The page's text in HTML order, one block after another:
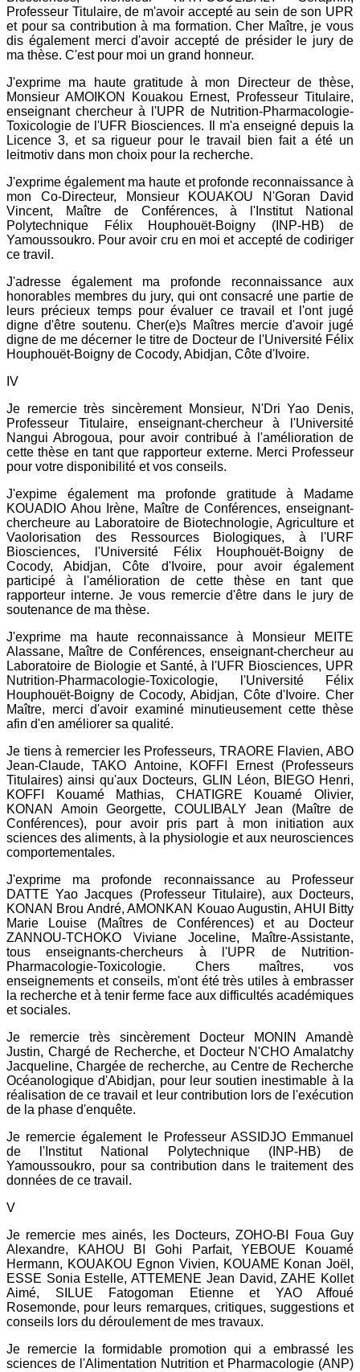
Professeur Titulaire, de m'avoir accepté au sein de son UPR
et pour sa contribution à ma formation. Cher Maître, je vous
dis également merci d'avoir accepté de présider le jury de
ma thèse. C'est pour moi un grand honneur.
J'exprime ma haute gratitude à mon Directeur de thèse,
Monsieur AMOIKON Kouakou Ernest, Professeur Titulaire,
enseignant chercheur à l'UPR de Nutrition-Pharmacologie-
Toxicologie de l'UFR Biosciences. Il m'a enseigné depuis la
Licence 3, et sa rigueur pour le travail bien fait a été un
leitmotiv dans mon choix pour la recherche.
J'exprime également ma haute et profonde reconnaissance à
mon Co-Directeur, Monsieur KOUAKOU N'Goran David
Vincent, Maître de Conférences, à l'Institut National
Polytechnique Félix Houphouët-Boigny (INP-HB) de
Yamoussoukro. Pour avoir cru en moi et accepté de codiriger
ce travil.
J'adresse également ma profonde reconnaissance aux
honorables membres du jury, qui ont consacré une partie de
leurs précieux temps pour évaluer ce travail et l'ont jugé
digne d'être soutenu. Cher(e)s Maîtres mercie d'avoir jugé
digne de me décerner le titre de Docteur de l'Université Félix
Houphouët-Boigny de Cocody, Abidjan, Côte d'Ivoire.
IV
Je remercie très sincèrement Monsieur, N'Dri Yao Denis,
Professeur Titulaire, enseignant-chercheur à l'Université
Nangui Abrogoua, pour avoir contribué à l'amélioration de
cette thèse en tant que rapporteur externe. Merci Professeur
pour votre disponibilité et vos conseils.
J'expime également ma profonde gratitude à Madame
KOUADIO Ahou Irène, Maître de Conférences, enseignant-
chercheure au Laboratoire de Biotechnologie, Agriculture et
Vaolorisation des Ressources Biologiques, à l'URF
Biosciences, l'Université Félix Houphouët-Boigny de
Cocody, Abidjan, Côte d'Ivoire, pour avoir également
participé à l'amélioration de cette thèse en tant que
rapporteur interne. Je vous remercie d'être dans le jury de
soutenance de ma thèse.
J'exprime ma haute reconnaissance à Monsieur MEITE
Alassane, Maître de Conférences, enseignant-chercheur au
Laboratoire de Biologie et Santé, à l'UFR Biosciences, UPR
Nutrition-Pharmacologie-Toxicologie, l'Université Félix
Houphouët-Boigny de Cocody, Abidjan, Côte d'Ivoire. Cher
Maître, merci d'avoir examiné minutieusement cette thèse
afin d'en améliorer sa qualité.
Je tiens à remercier les Professeurs, TRAORE Flavien, ABO
Jean-Claude, TAKO Antoine, KOFFI Ernest (Professeurs
Titulaires) ainsi qu'aux Docteurs, GLIN Léon, BIEGO Henri,
KOFFI Kouamé Mathias, CHATIGRE Kouamé Olivier,
KONAN Amoin Georgette, COULIBALY Jean (Maître de
Conférences), pour avoir pris part à mon initiation aux
sciences des aliments, à la physiologie et aux neurosciences
comportementales.
J'exprime ma profonde reconnaissance au Professeur
DATTE Yao Jacques (Professeur Titulaire), aux Docteurs,
KONAN Brou André, AMONKAN Kouao Augustin, AHUI Bitty
Marie Louise (Maîtres de Conférences) et au Docteur
ZANNOU-TCHOKO Viviane Joceline, Maître-Assistante,
tous enseignants-chercheurs à l'UPR de Nutrition-
Pharmacologie-Toxicologie. Chers maîtres, vos
enseignements et conseils, m'ont été très utiles à embrasser
la recherche et à tenir ferme face aux difficultés académiques
et sociales.
Je remercie très sincèrement Docteur MONIN Amandè
Justin, Chargé de Recherche, et Docteur N'CHO Amalatchy
Jacqueline, Chargée de recherche, au Centre de Recherche
Océanologique d'Abidjan, pour leur soutien inestimable à la
réalisation de ce travail et leur contribution lors de l'exécution
de la phase d'enquête.
Je remercie également le Professeur ASSIDJO Emmanuel
de l'Institut National Polytechnique (INP-HB) de
Yamoussoukro, pour sa contribution dans le traitement des
données de ce travail.
V
Je remercie mes ainés, les Docteurs, ZOHO-BI Foua Guy
Alexandre, KAHOU BI Gohi Parfait, YEBOUE Kouamé
Hermann, KOUAKOU Egnon Vivien, KOUAME Konan Joël,
ESSE Sonia Estelle, ATTEMENE Jean David, ZAHE Kollet
Aimé, SILUE Fatogoman Etienne et YAO Affoué
Rosemonde, pour leurs remarques, critiques, suggestions et
conseils lors du déroulement de mes travaux.
Je remercie la formidable promotion qui a embrassé les
sciences de l'Alimentation Nutrition et Pharmacologie (ANP)